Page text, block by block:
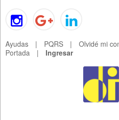
Ayudas | PQRS | Olvidé mi
Portada
| Ingresar